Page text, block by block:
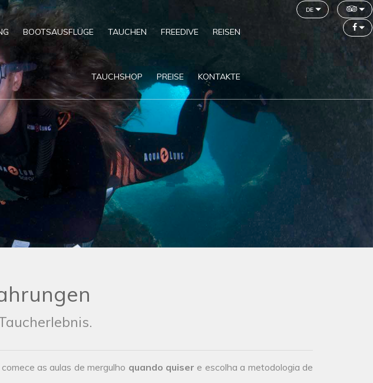
BOOTSAUSFLÜGE TAUCHEN FREEDIVE REISEN
TAUCHSHOP PREISE KONTAKTE
de
as aulas de mergulho quando quiser e escolha a metodologia de